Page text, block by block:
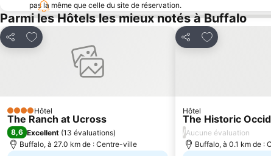
pas la même que celle du site de réservation.
Parmi les Hôtels les mieux notés à Buffalo
Partager
Ajouter à mes favoris
4 ÉtoilesHôtel
The Ranch at Ucross
8,6 Excellent (13 évaluations)
Buffalo, à 27.0 km de : Centre-ville
Partager
Ajouter à mes
Hôtel
The Historic
/Aucune évaluation
Buffalo, à 0.1 km de :